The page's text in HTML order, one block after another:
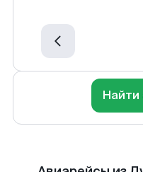
Найти